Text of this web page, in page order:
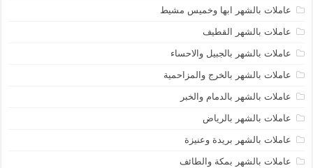
عاملات بالشهر ابها وخميس مشيط
عاملات بالشهر القطيف
عاملات بالشهر بالجبيل والاحساء
عاملات بالشهر بالخرج والمزاحمية
عاملات بالشهر بالدمام والخبر
عاملات بالشهر بالرياض
عاملات بالشهر بريدة وعنيزة
عاملات بالشهر بمكة والطائف